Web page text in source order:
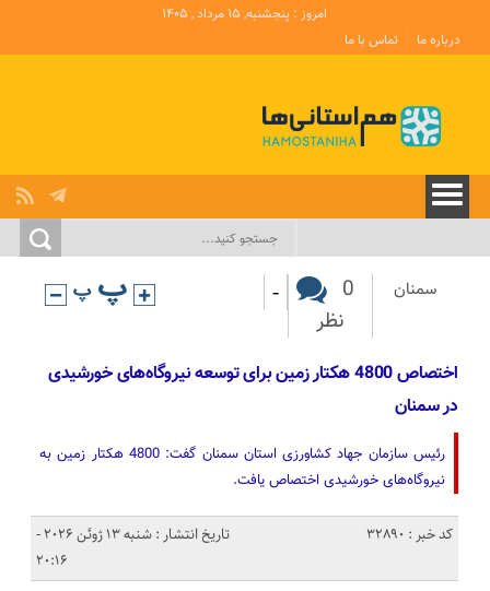
امروز : پنجشنبه, ۱۵ مرداد , ۱۴۰۵
درباره ما
تماس با ما
سمنان
0
نظر
-
اختصاص 4800 هکتار زمین برای توسعه نیروگاه‌های خورشیدی
در سمنان
رئیس سازمان جهاد کشاورزی استان سمنان گفت: 4800 هکتار زمین به
نیروگاه‌های خورشیدی اختصاص یافت.
کد خبر : 32890
تاریخ انتشار : شنبه 13 ژوئن 2026 -
20:16